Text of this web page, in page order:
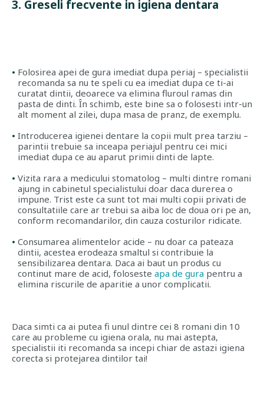
3. Greseli frecvente in igiena dentara
Folosirea apei de gura imediat dupa periaj – specialistii
recomanda sa nu te speli cu ea imediat dupa ce ti-ai
curatat dintii, deoarece va elimina fluroul ramas din
pasta de dinti. În schimb, este bine sa o folosesti intr-un
alt moment al zilei, dupa masa de pranz, de exemplu.
Introducerea igienei dentare la copii mult prea tarziu –
parintii trebuie sa inceapa periajul pentru cei mici
imediat dupa ce au aparut primii dinti de lapte.
Vizita rara a medicului stomatolog – multi dintre romani
ajung in cabinetul specialistului doar daca durerea o
impune. Trist este ca sunt tot mai multi copii privati de
consultatiile care ar trebui sa aiba loc de doua ori pe an,
conform recomandarilor, din cauza costurilor ridicate.
Consumarea alimentelor acide – nu doar ca pateaza
dintii, acestea erodeaza smaltul si contribuie la
sensibilizarea dentara. Daca ai baut un produs cu
continut mare de acid, foloseste apa de gura pentru a
elimina riscurile de aparitie a unor complicatii.
Daca simti ca ai putea fi unul dintre cei 8 romani din 10
care au probleme cu igiena orala, nu mai astepta,
specialistii iti recomanda sa incepi chiar de astazi igiena
corecta si protejarea dintilor tai!